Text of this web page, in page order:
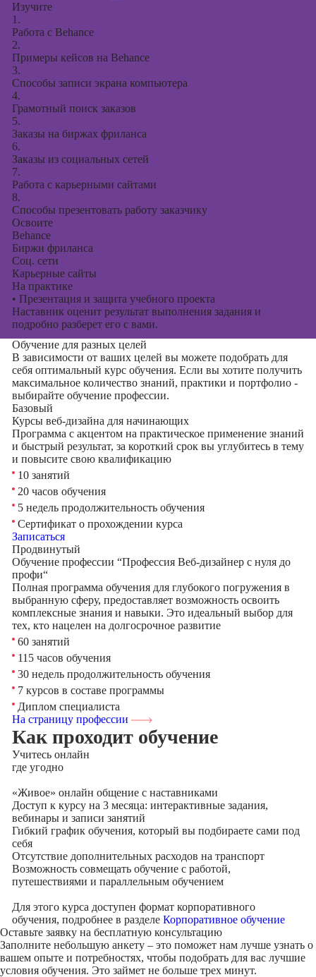
Изучите
1.
Работа с Behance
2.
Примеры кейсов на Behance
3.
Способы записи экрана компьютера
4.
Грамотный поиск заказов
5.
Заказы на биржах фриланса
6.
Заказы из социальных сетей
7.
Работа с карьерными сайтами
8.
Способы презентовать работу заказчику
Освоите
Behance
Биржи фриланса
Соц. сети
Карьерные сайты
На практике
• Презентация и защита учебного проекта
Наставник оценит результат выполнения задания и
подробно разберет его с вами.
Обучение для разных целей
В зависимости от ваших целей вы можете подобрать для
себя оптимальный курс обучения. Если вы хотите получить
максимальное количество знаний, практики и портфолио -
выбирайте обучение профессии.
Базовый
Курсы веб-дизайна для начинающих
Программа с акцентом на практическое применение знаний
и быстрый результат, за короткий срок вы углубитесь в тему
и повысите свою квалификацию
10 занятий
20 часов обучения
5 недель продолжительность обучения
Сертификат о прохождении курса
Записаться
Продвинутый
Обучение профессии “Профессия Веб-дизайнер с нуля до
профи“
Полная программа обучения для глубокого погружения в
выбранную сферу, предоставляет возможность освоить
комплексные знания и навыки. Это идеальный выбор для
тех, кто нацелен на долгосрочное развитие
60 занятий
115 часов обучения
30 недель продолжительность обучения
7 курсов в составе программы
Диплом специалиста
На страницу профессии
Как проходит обучение
Учитесь онлайн
где угодно
«Живое» онлайн общение с наставниками
Доступ к курсу на 3 месяца: интерактивные задания,
вебинары и записи занятий
Гибкий график обучения, который вы подбираете сами под
себя
Отсутствие дополнительных расходов на транспорт
Возможность совмещать обучение с работой,
путешествиями и параллельным обучением
Для этого курса доступен формат корпоративного
обучения, подробнее в разделе Корпоративное обучение
Оставьте заявку на бесплатную консультацию
Заполните небольшую анкету – это поможет нам лучше узнать о
вашем опыте и потребностях, чтобы подобрать для вас лучшие
условия обучения. Это займет не больше трех минут.